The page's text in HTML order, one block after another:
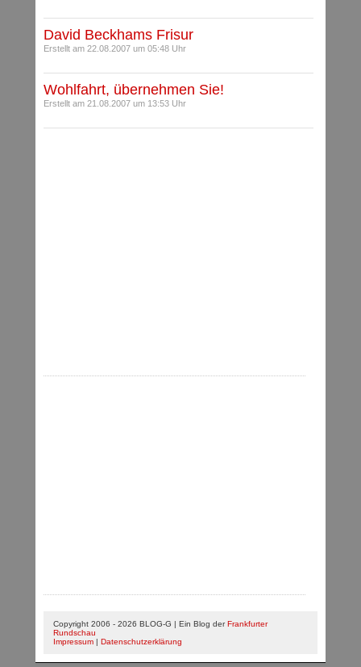
David Beckhams Frisur
Erstellt am 22.08.2007 um 05:48 Uhr
Wohlfahrt, übernehmen Sie!
Erstellt am 21.08.2007 um 13:53 Uhr
Copyright 2006 - 2026 BLOG-G | Ein Blog derFrankfurter
Rundschau
Impressum | Datenschutzerklärung